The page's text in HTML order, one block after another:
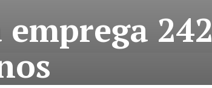
242